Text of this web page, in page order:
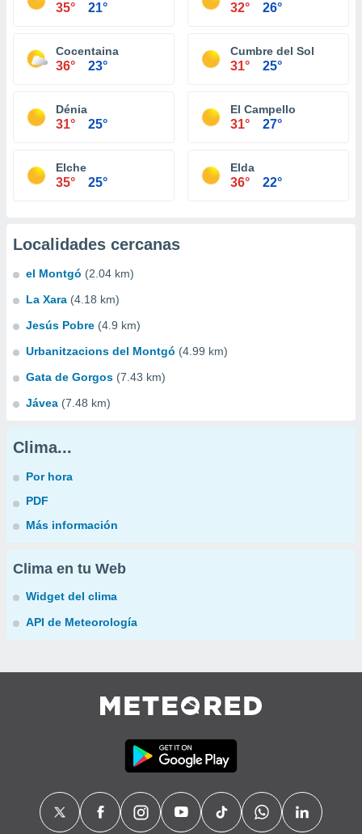
35° 21° 32° 26°
Cocentaina
36° 23°
Cumbre del Sol
31° 25°
Dénia
31° 25°
El Campello
31° 27°
Elche
35° 25°
Elda
36° 22°
Localidades cercanas
el Montgó (2.04 km)
La Xara (4.18 km)
Jesús Pobre (4.9 km)
Urbanitzacions del Montgó (4.99 km)
Gata de Gorgos (7.43 km)
Jávea (7.48 km)
Clima...
Por hora
PDF
Más información
Clima en tu Web
Widget del clima
API de Meteorología